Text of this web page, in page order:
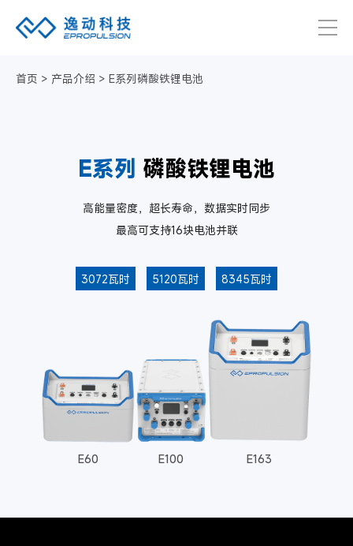
首页 > 产品介绍 > E系列磷酸铁锂电池
E系列 磷酸铁锂电池
高能量密度，超长寿命，数据实时同步
最高可支持16块电池并联
3072瓦时 5120瓦时 8345瓦时
E60 E100 E163